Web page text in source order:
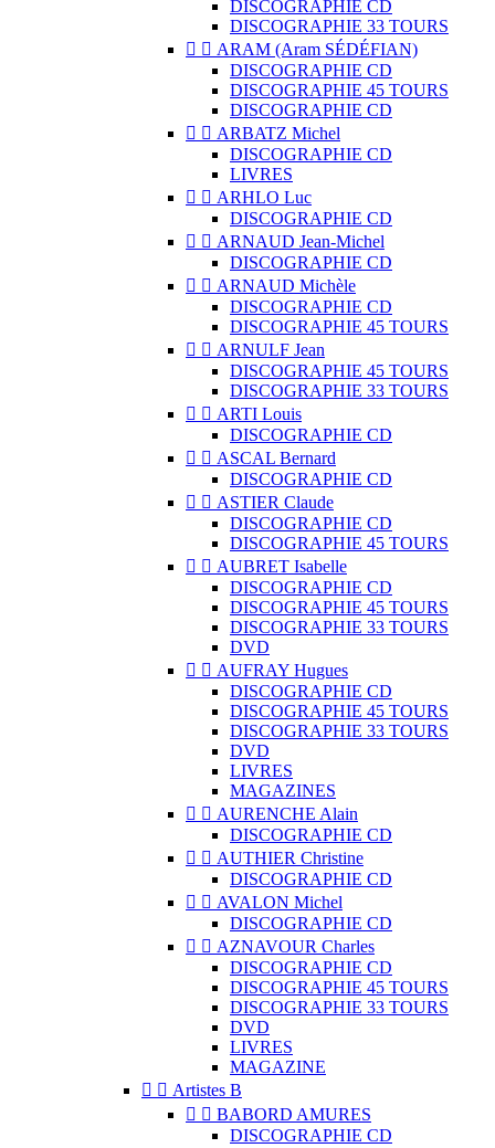
DISCOGRAPHIE CD
DISCOGRAPHIE 33 TOURS
  ARAM (Aram SÉDÉFIAN)
DISCOGRAPHIE CD
DISCOGRAPHIE 45 TOURS
DISCOGRAPHIE CD
  ARBATZ Michel
DISCOGRAPHIE CD
LIVRES
  ARHLO Luc
DISCOGRAPHIE CD
  ARNAUD Jean-Michel
DISCOGRAPHIE CD
  ARNAUD Michèle
DISCOGRAPHIE CD
DISCOGRAPHIE 45 TOURS
  ARNULF Jean
DISCOGRAPHIE 45 TOURS
DISCOGRAPHIE 33 TOURS
  ARTI Louis
DISCOGRAPHIE CD
  ASCAL Bernard
DISCOGRAPHIE CD
  ASTIER Claude
DISCOGRAPHIE CD
DISCOGRAPHIE 45 TOURS
  AUBRET Isabelle
DISCOGRAPHIE CD
DISCOGRAPHIE 45 TOURS
DISCOGRAPHIE 33 TOURS
DVD
  AUFRAY Hugues
DISCOGRAPHIE CD
DISCOGRAPHIE 45 TOURS
DISCOGRAPHIE 33 TOURS
DVD
LIVRES
MAGAZINES
  AURENCHE Alain
DISCOGRAPHIE CD
  AUTHIER Christine
DISCOGRAPHIE CD
  AVALON Michel
DISCOGRAPHIE CD
  AZNAVOUR Charles
DISCOGRAPHIE CD
DISCOGRAPHIE 45 TOURS
DISCOGRAPHIE 33 TOURS
DVD
LIVRES
MAGAZINE
  Artistes B
  BABORD AMURES
DISCOGRAPHIE CD